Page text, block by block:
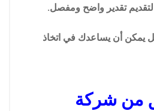
تقدير واضح ومفصل.
يمكن أن يساعدك في اتخاذ
من شركة